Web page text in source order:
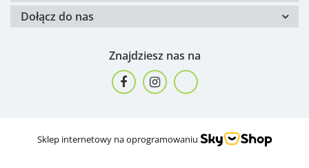
Dołącz do nas
Znajdziesz nas na
Sklep internetowy na oprogramowaniu